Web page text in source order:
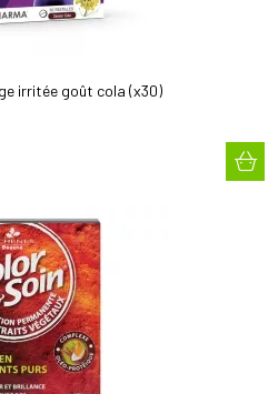
irritée goût cola (x30)